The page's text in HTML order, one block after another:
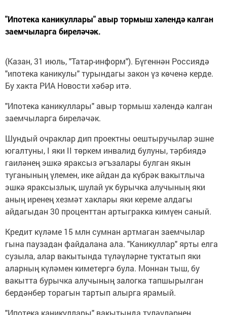
"Ипотека каникуллары" авыр тормыш хәлендә калган
заемчыларга биреләчәк.
(Казан, 31 июль, "Татар-информ"). Бүгеннән Россиядә
"ипотека каникулы" турындагы закон үз көченә керде.
Бу хакта РИА Новости хәбәр итә.
"Ипотека каникуллары" авыр тормыш хәлендә калган
заемчыларга биреләчәк.
Шундый очраклар дип проектны оештыручылар эшне
югалтуны, I яки II төркем инвалид булуны, тәрбиядә
гаиләнең эшкә яраксыз әгъзалары булган якын
туганының үлемен, ике айдан да күбрәк вакытлыча
эшкә яраксызлык, шулай ук бурычка алучының яки
аның иренең хезмәт хаклары яки кереме алдагы
айдагыдан 30 проценттан артыгракка кимүен саный.
Кредит күләме 15 млн сумнан артмаган заемчылар
гына паузадан файдалана ала. "Каникуллар" ярты елга
сузыла, алар вакытында түләүләрне туктатып яки
аларның күләмен киметергә була. Моннан тыш, бу
вакытта бурычка алучының залогка тапшырылган
бердәнбер торагын тартып алырга ярамый.